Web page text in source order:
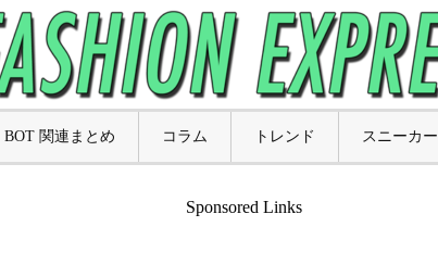
BOT 関連まとめ コラム トレンド スニーカー
Sponsored Links